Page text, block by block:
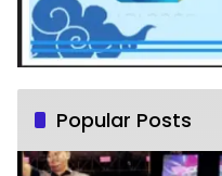
Popular Posts